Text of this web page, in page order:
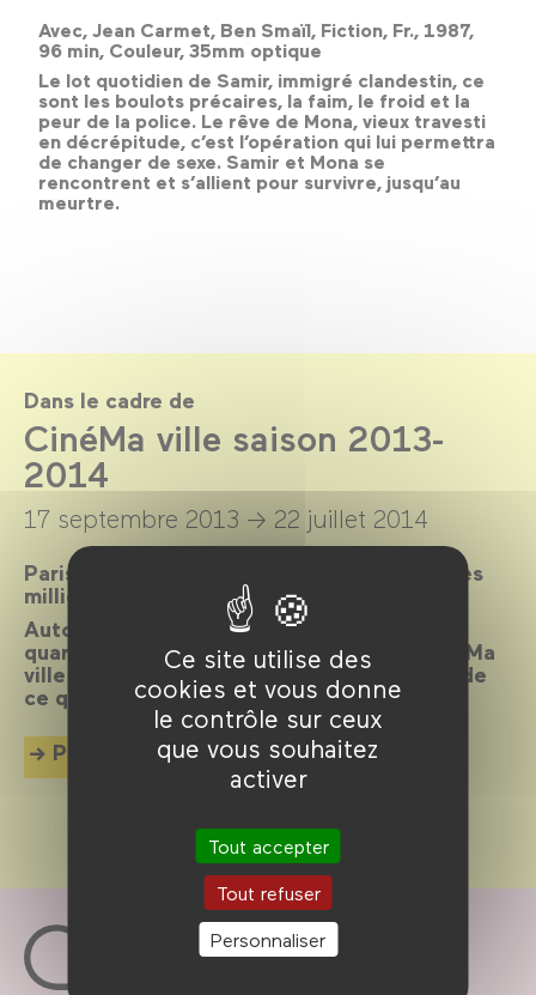
Ce site utilise des
cookies et vous donne
le contrôle sur ceux
que vous souhaitez
activer
Tout accepter
Tout refuser
Personnaliser
Avec, Jean Carmet, Ben Smaïl, Fiction, Fr., 1987,
96 min, Couleur, 35mm optique
Le lot quotidien de Samir, immigré clandestin, ce
sont les boulots précaires, la faim, le froid et la
peur de la police. Le rêve de Mona, vieux travesti
en décrépitude, c’est l’opération qui lui permettra
de changer de sexe. Samir et Mona se
rencontrent et s’allient pour survivre, jusqu’au
meurtre.
Dans le cadre de
CinéMa ville saison 2013-
2014
17 septembre 2013 → 22 juillet 2014
Paris, ville lumière, ville cinéma, a inspiré des
milliers de films.
Autour d’un réalisateur, d’un acteur, d’un
quartier, d’une époque ou d’un thème, CinéMa
ville propose chaque mois une exploration de
ce qui palpite dans la cité.
Plus d'info